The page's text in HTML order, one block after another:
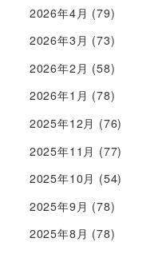
2026年4月 (79)
2026年3月 (73)
2026年2月 (58)
2026年1月 (78)
2025年12月 (76)
2025年11月 (77)
2025年10月 (54)
2025年9月 (78)
2025年8月 (78)